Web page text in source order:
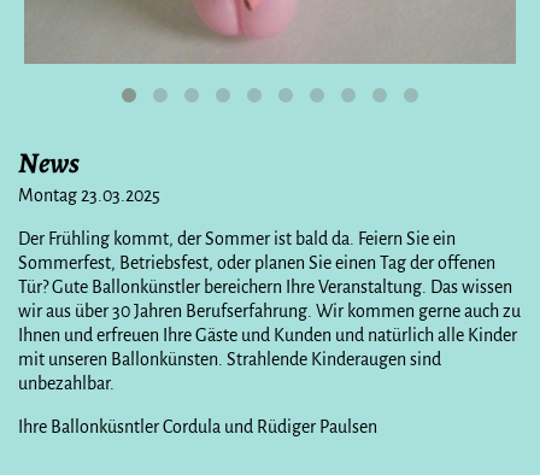
News
Montag 23.03.2025
Der Frühling kommt, der Sommer ist bald da. Feiern Sie ein
Sommerfest, Betriebsfest, oder planen Sie einen Tag der offenen
Tür? Gute Ballonkünstler bereichern Ihre Veranstaltung. Das wissen
wir aus über 30 Jahren Berufserfahrung. Wir kommen gerne auch zu
Ihnen und erfreuen Ihre Gäste und Kunden und natürlich alle Kinder
mit unseren Ballonkünsten. Strahlende Kinderaugen sind
unbezahlbar.
Ihre Ballonküsntler Cordula und Rüdiger Paulsen